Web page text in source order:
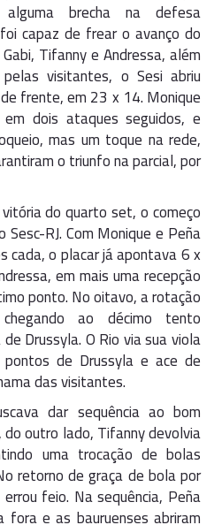
alguma brecha na defesa
capaz de frear o avanço do
Tifanny e Andressa, além
visitantes, o Sesi abriu
frente, em 23 x 14. Monique
dois ataques seguidos, e
mas um toque na rede,
o triunfo na parcial, por
do quarto set, o começo
RJ. Com Monique e Peña
cada, o placar já apontava 6 x
em mais uma recepção
ponto. No oitavo, a rotação
ao décimo tento
Drussyla. O Rio via sua viola
de Drussyla e ace de
das visitantes.
dar sequência ao bom
outro lado, Tifanny devolvia
uma trocação de bolas
retorno de graça de bola por
feio. Na sequência, Peña
fora e as bauruenses abriram